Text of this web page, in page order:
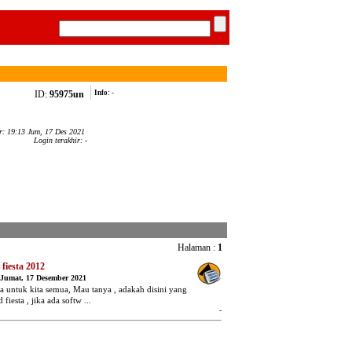
ID: 95975un
19:13 Jum, 17 Des 2021
Login terakhir: -
Info: -